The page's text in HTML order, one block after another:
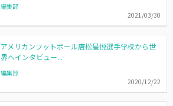
編集部
2021/03/30
アメリカンフットボール唐松星悦選手学校から世
界へインタビュー...
編集部
2020/12/22